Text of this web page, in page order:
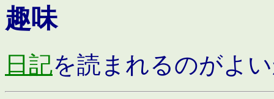
趣味
日記を読まれるのがよ